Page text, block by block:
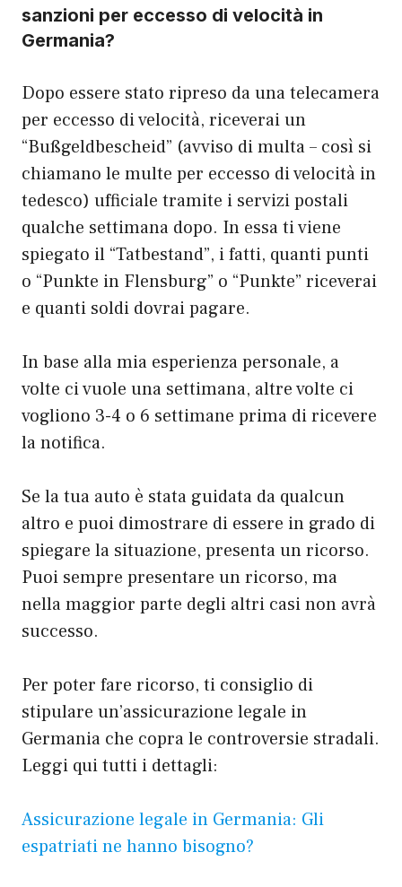
sanzioni per eccesso di velocità in
Germania?
Dopo essere stato ripreso da una telecamera
per eccesso di velocità, riceverai un
“Bußgeldbescheid” (avviso di multa – così si
chiamano le multe per eccesso di velocità in
tedesco) ufficiale tramite i servizi postali
qualche settimana dopo. In essa ti viene
spiegato il “Tatbestand”, i fatti, quanti punti
o “Punkte in Flensburg” o “Punkte” riceverai
e quanti soldi dovrai pagare.
In base alla mia esperienza personale, a
volte ci vuole una settimana, altre volte ci
vogliono 3-4 o 6 settimane prima di ricevere
la notifica.
Se la tua auto è stata guidata da qualcun
altro e puoi dimostrare di essere in grado di
spiegare la situazione, presenta un ricorso.
Puoi sempre presentare un ricorso, ma
nella maggior parte degli altri casi non avrà
successo.
Per poter fare ricorso, ti consiglio di
stipulare un’assicurazione legale in
Germania che copra le controversie stradali.
Leggi qui tutti i dettagli:
Assicurazione legale in Germania: Gli
espatriati ne hanno bisogno?